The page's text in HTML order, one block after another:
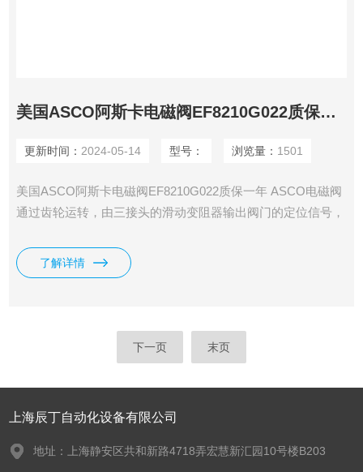
美国ASCO阿斯卡电磁阀EF8210G022质保一年
更新时间： 2024-05-14 型号： 浏览量： 1501
美国ASCO阿斯卡电磁阀EF8210G022质保一年 ASCO电磁阀
通过齿轮运转，由三接头的滑动变阻器输出阀门的定位信号，
了解详情
下一页 末页
上海辰丁自动化设备有限公司
地址：上海静安区共和新路4718弄宏慧新汇园10号楼B203